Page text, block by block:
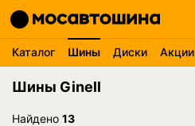
Каталог Шины Диски Акции
Шины Ginell
Найдено 13